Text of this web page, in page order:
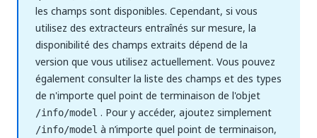
les champs sont disponibles. Cependant, si vous
utilisez des extracteurs entraînés sur mesure, la
disponibilité des champs extraits dépend de la
version que vous utilisez actuellement. Vous pouvez
également consulter la liste des champs et des types
de n'importe quel point de terminaison de l'objet
/info/model . Pour y accéder, ajoutez simplement
/info/model à n’importe quel point de terminaison,